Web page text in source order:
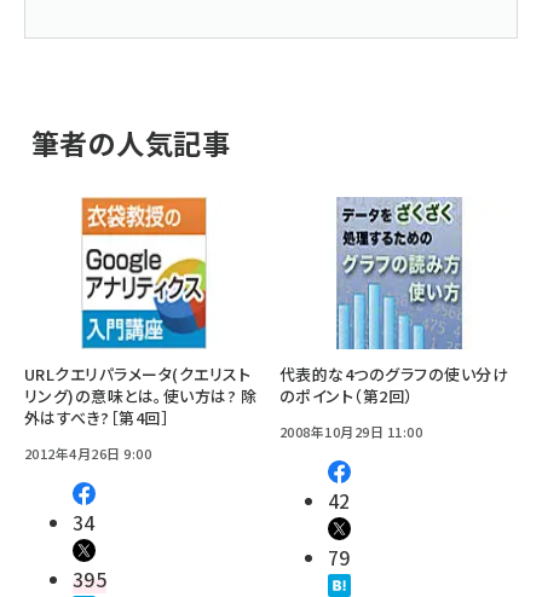
筆者の人気記事
URLクエリパラメータ(クエリスト
リング)の意味とは。使い方は? 除
外はすべき?［第4回］
2012年4月26日 9:00
34
395
代表的な4つのグラフの使い分け
のポイント（第2回）
2008年10月29日 11:00
42
79